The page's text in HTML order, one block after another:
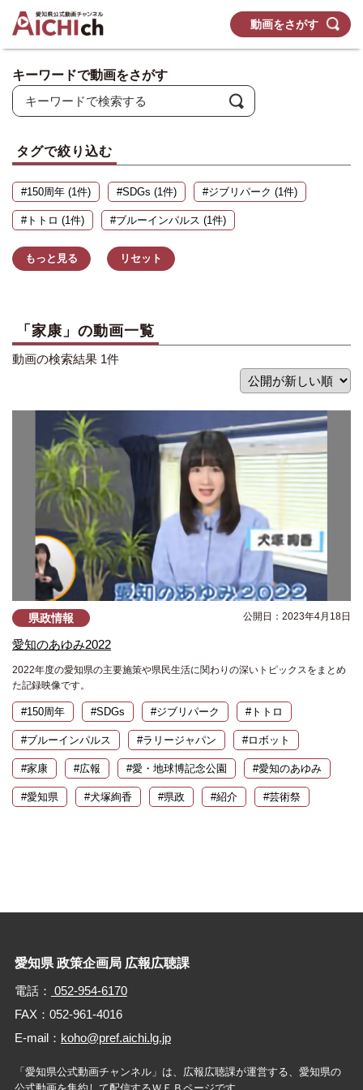
動画をさがす
キーワードで動画をさがす
タグで絞り込む
#150周年 (1件) #SDGs (1件) #ジブリパーク (1件)
#トトロ (1件) #ブルーインパルス (1件)
もっと見る リセット
「家康」の動画一覧
動画の検索結果 1件
県政情報 公開日：2023年4月18日
愛知のあゆみ2022
2022年度の愛知県の主要施策や県民生活に関わりの深いトピックスをまとめ
た記録映像です。
#150周年 #SDGs #ジブリパーク #トトロ
#ブルーインパルス #ラリージャパン #ロボット
#家康 #広報 #愛・地球博記念公園 #愛知のあゆみ
#愛知県 #犬塚絢香 #県政 #紹介 #芸術祭
愛知県 政策企画局 広報広聴課
電話： 052-954-6170
FAX：052-961-4016
E-mail： koho@pref.aichi.lg.jp
「愛知県公式動画チャンネル」は、広報広聴課が運営する、 愛知県の